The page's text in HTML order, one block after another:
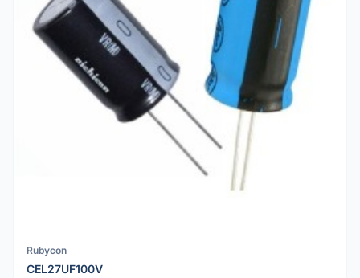
Rubycon
CEL27UF100V